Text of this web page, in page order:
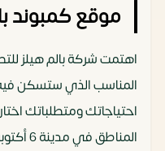
موقع كمبوند
اهتمت شركة بالم هيلز
المناسب الذي ستسكن
احتياجاتك ومتطلباتك